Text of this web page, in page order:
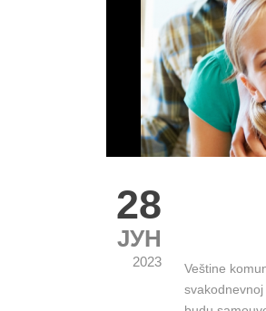
28
ЈУН
2023
Veštine